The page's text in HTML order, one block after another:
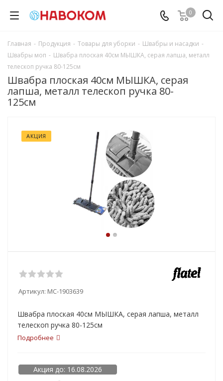
0
Главная - Продукция - Товары для уборки - Швабры и насадки -
Швабры моп - Швабра плоская 40см МЫШКА, серая лапша, металл
телескоп ручка 80-125см
Швабра плоская 40см МЫШКА, серая
лапша, металл телескоп ручка 80-
125см
АКЦИЯ
Артикул: MC-1903639
Швабра плоская 40см МЫШКА, серая лапша, металл
телескоп ручка 80-125см
Подробнее
Акция до: 16.08.2026